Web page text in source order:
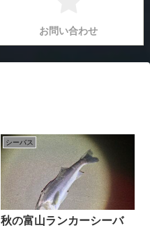
お問い合わせ
シーバス
秋の富山ランカーシーバ